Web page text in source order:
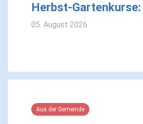
Herbst-
05. August 2026
Aus der Gemeinde